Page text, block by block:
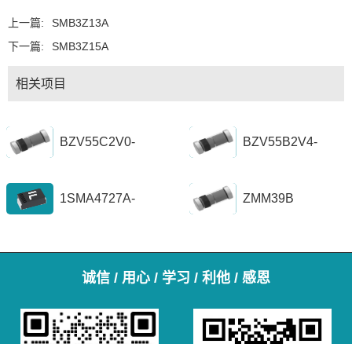
上一篇:
SMB3Z13A
下一篇:
SMB3Z15A
相关项目
BZV55C2V0- BZV55B2V4-
1SMA4727A-
ZMM39B
诚信 / 用心 / 学习 / 利他 / 感恩